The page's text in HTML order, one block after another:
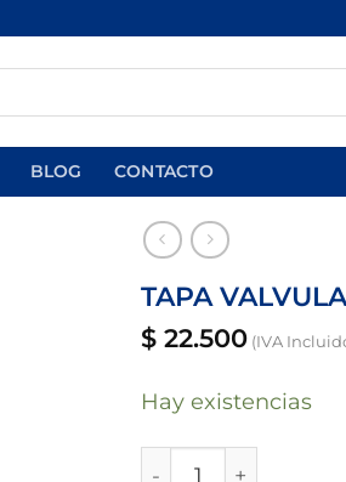
BLOG CONTACTO
TAPA
$ 22.500 (IVA
Hay existencias
TAPA VALVULA